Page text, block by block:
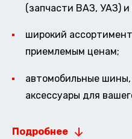
(запчасти ВАЗ, УАЗ)
широкий
приемлемым ценам;
автомобильные
аксессуары для
Подробнее